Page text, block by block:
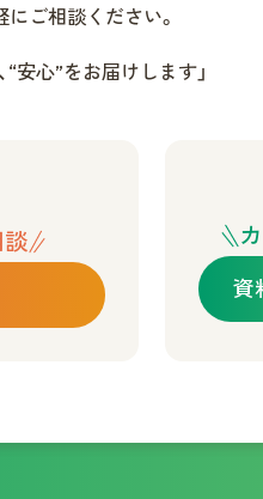
にご相談ください。
“安心”をお届けします」
資